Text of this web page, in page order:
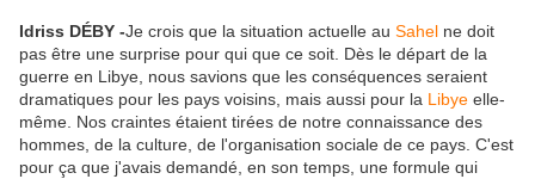
Idriss DÉBY -Je crois que la situation actuelle au Sahel ne doit
pas être une surprise pour qui que ce soit. Dès le départ de la
guerre en Libye, nous savions que les conséquences seraient
dramatiques pour les pays voisins, mais aussi pour la Libye elle-
même. Nos craintes étaient tirées de notre connaissance des
hommes, de la culture, de l'organisation sociale de ce pays. C'est
pour ça que j'avais demandé, en son temps, une formule qui